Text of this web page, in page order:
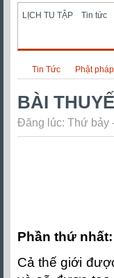
LỊCH TU TẬP Tin tức
Tin Tức Phật pháp
BÀI
Đăng lúc: Thứ bảy
Phần thứ
Cả thế giới